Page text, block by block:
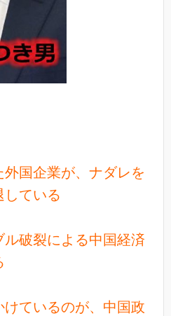
国企業が、ナダレを
している
破裂による中国経済
ているのが、中国政